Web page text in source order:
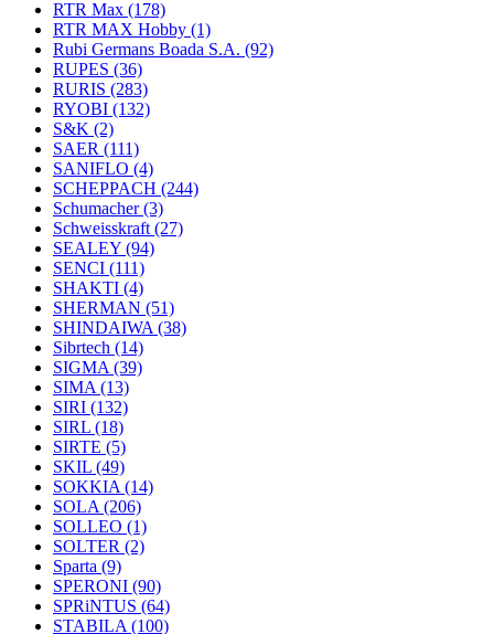
RTR Max (178)
RTR MAX Hobby (1)
Rubi Germans Boada S.A. (92)
RUPES (36)
RURIS (283)
RYOBI (132)
S&K (2)
SAER (111)
SANIFLO (4)
SCHEPPACH (244)
Schumacher(3)
Schweisskraft (27)
SEALEY (94)
SENCI (111)
SHAKTI (4)
SHERMAN (51)
SHINDAIWA (38)
Sibrtech (14)
SIGMA (39)
SIMA (13)
SIRI (132)
SIRL (18)
SIRTE (5)
SKIL (49)
SOKKIA (14)
SOLA (206)
SOLLEO (1)
SOLTER (2)
Sparta (9)
SPERONI (90)
SPRiNTUS (64)
STABILA (100)